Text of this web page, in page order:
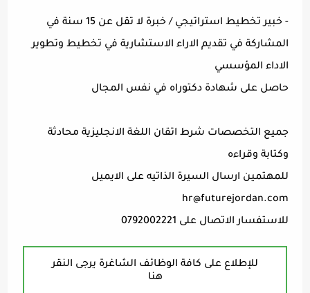
- خبير تخطيط استراتيجي / خبرة لا تقل عن 15 سنة في
المشاركة في تقديم الاراء الاستشارية في تخطيط وتطوير
الاداء المؤسسي
حاصل على شهادة دكتوراه في نفس المجال
جميع التخصصات شرط اتقان اللغة الانجليزية محادثة
وكتابة وقراءه
للمهتمين ارسال السيرة الذاتيه على الايميل
hr@futurejordan.com
للاستفسار الاتصال على 0792002221
للإطلاع على كافة الوظائف الشاغرة يرجى النقر
هنا